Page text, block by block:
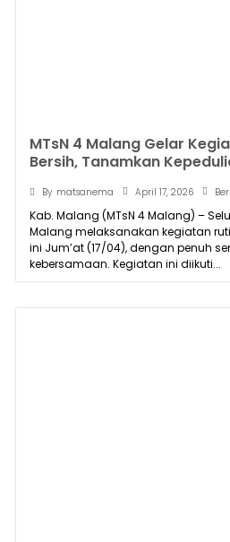
MTsN 4 Malang Gelar
Bersih, Tanamkan
By matsanema April 17, 2026
Kab. Malang (MTsN 4 Malang) –
Malang melaksanakan kegiatan
ini Jum’at (17/04), dengan penuh
kebersamaan. Kegiatan ini diikuti...